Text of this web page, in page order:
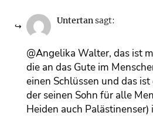
Untertansagt:
@Angelika Walter, das ist
die an das Gute im
einen Schlüssen und das
der seinen Sohn für alle
Heiden auch